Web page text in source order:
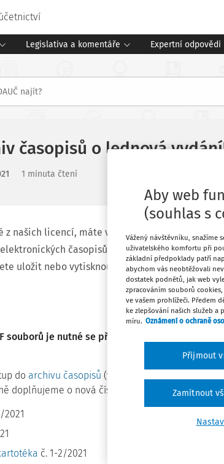
Legislativa a komentáře Expertní odpovědi
časopisů o lednová
1 minuta čtení
našich licencí, máte v našem archivu nyní k
časopisů ve formátu PDF (v
uložit nebo vytisknout, a mít tak všechny
souborů je nutné se přihlásit. Jednotlivé číslo
do archivu časopisů (většina titulů je zde od roku
doplňujeme o nová čísla. Nyní zde nově
2021
č. 1-2/2021
Aby web
(souhlas s
Vážený návštěvníku, snažíme
uživatelského komfortu při
základní předpoklady patří
abychom vás neobtěžovali
dostatek podnětů, jak web
zpracováním souborů
ve vašem prohlížeči. Předem
ke zlepšování našich služeb a
míru. Oznámení o ochraně
Zamítnout
Přijmout